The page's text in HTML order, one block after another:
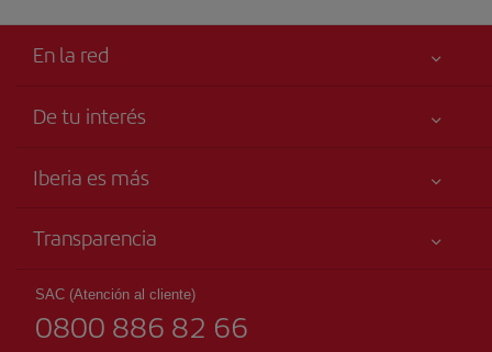
En la red
De tu interés
Accesibilidad
Mapa del sitio
Sostenibilidad
Iberia es más
Grupo Iberia
Accionistas e Inversores
Nuestras Alianzas
Transparencia
SAC (Atención al cliente)
0800 886 82 66